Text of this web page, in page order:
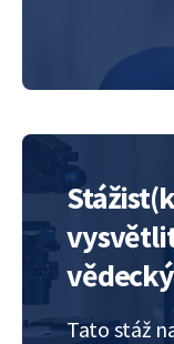
zejména
jejími
porozuměl
metod, a
poznatky…
Tato stáž